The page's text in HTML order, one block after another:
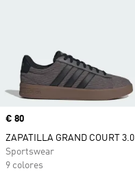
Precio
€ 80
ZAPATILLA GRAND COURT 3.0
Sportswear
9 colores